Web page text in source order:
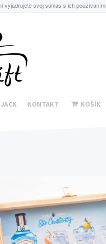
svoj súhlas s ich používaním.
KONTAKT KOŠÍK